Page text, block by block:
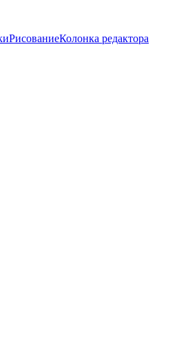
РисованиеКолонка редактора